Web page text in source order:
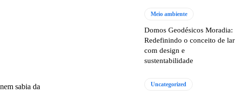
sabia da
Meio ambiente
Domos Geodésicos Moradia:
Redefinindo o conceito de lar
com design e
sustentabilidade
Uncategorized